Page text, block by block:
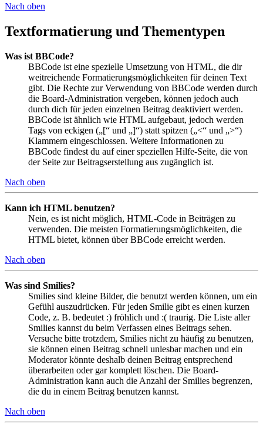
Nach oben
Textformatierung und Thementypen
Was ist BBCode?
BBCode ist eine spezielle Umsetzung von HTML, die dir
weitreichende Formatierungsmöglichkeiten für deinen Text
gibt. Die Rechte zur Verwendung von BBCode werden durch
die Board-Administration vergeben, können jedoch auch
durch dich für jeden einzelnen Beitrag deaktiviert werden.
BBCode ist ähnlich wie HTML aufgebaut, jedoch werden
Tags von eckigen („[“ und „]“) statt spitzen („<“ und „>“)
Klammern eingeschlossen. Weitere Informationen zu
BBCode findest du auf einer speziellen Hilfe-Seite, die von
der Seite zur Beitragserstellung aus zugänglich ist.
Nach oben
Kann ich HTML benutzen?
Nein, es ist nicht möglich, HTML-Code in Beiträgen zu
verwenden. Die meisten Formatierungsmöglichkeiten, die
HTML bietet, können über BBCode erreicht werden.
Nach oben
Was sind Smilies?
Smilies sind kleine Bilder, die benutzt werden können, um ein
Gefühl auszudrücken. Für jeden Smilie gibt es einen kurzen
Code, z. B. bedeutet :) fröhlich und :( traurig. Die Liste aller
Smilies kannst du beim Verfassen eines Beitrags sehen.
Versuche bitte trotzdem, Smilies nicht zu häufig zu benutzen,
sie können einen Beitrag schnell unlesbar machen und ein
Moderator könnte deshalb deinen Beitrag entsprechend
überarbeiten oder gar komplett löschen. Die Board-
Administration kann auch die Anzahl der Smilies begrenzen,
die du in einem Beitrag benutzen kannst.
Nach oben